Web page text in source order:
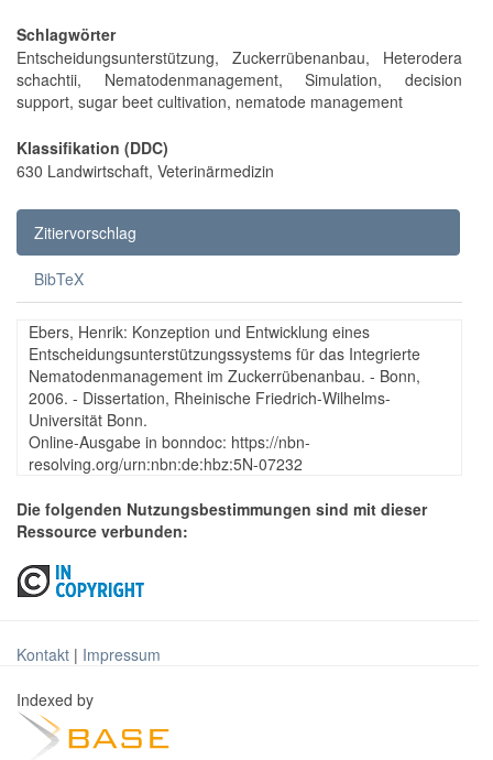
Schlagwörter
Entscheidungsunterstützung, Zuckerrübenanbau, Heterodera
schachtii, Nematodenmanagement, Simulation, decision
support, sugar beet cultivation, nematode management
Klassifikation (DDC)
630 Landwirtschaft, Veterinärmedizin
Zitiervorschlag
BibTeX
Ebers, Henrik: Konzeption und Entwicklung eines
Entscheidungsunterstützungssystems für das Integrierte
Nematodenmanagement im Zuckerrübenanbau. - Bonn,
2006. - Dissertation, Rheinische Friedrich-Wilhelms-
Universität Bonn.
Online-Ausgabe in bonndoc: https://nbn-
resolving.org/urn:nbn:de:hbz:5N-07232
Die folgenden Nutzungsbestimmungen sind mit dieser
Ressource verbunden:
Kontakt | Impressum
Indexed by